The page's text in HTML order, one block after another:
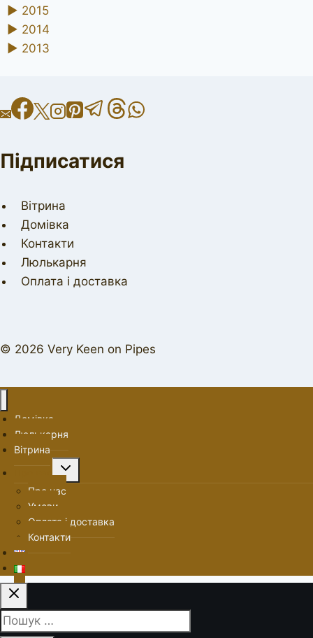
► 2015
► 2014
► 2013
Підписатися
Вітрина
Домівка
Контакти
Люлькарня
Оплата і доставка
© 2026 Very Keen on Pipes
Домівка
Люлькарня
Вітрина
Перемкнути
меню
нащадка
Про нас
Умови
Оплата і доставка
Контакти
Пошук: